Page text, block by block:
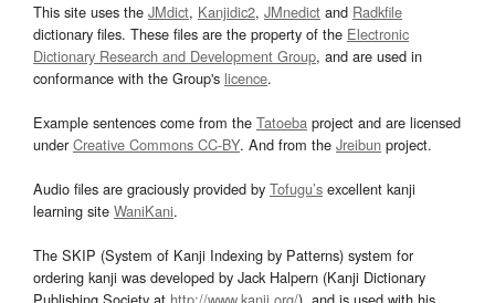
This site uses the JMdict, Kanjidic2, JMnedict and Radkfile
dictionary files. These files are the property of the Electronic
Dictionary Research and Development Group, and are used in
conformance with the Group's licence.
Example sentences come from the Tatoeba project and are licensed
underCreative Commons CC-BY. And from the Jreibun project.
Audio files are graciously provided by Tofugu’s excellent kanji
learning site WaniKani.
The SKIP (System of Kanji Indexing by Patterns) system for
ordering kanji was developed by Jack Halpern (Kanji Dictionary